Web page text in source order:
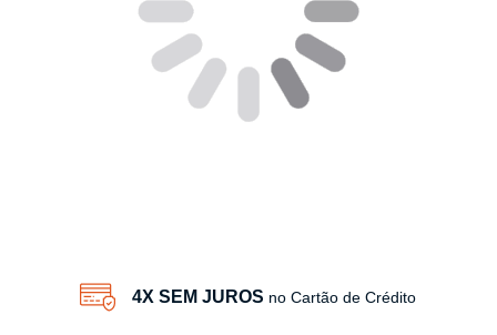
4X SEM JUROS no Cartão de Crédito